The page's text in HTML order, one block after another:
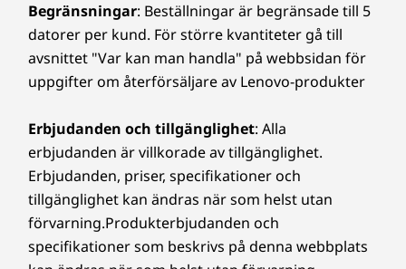
Specifikationerna kan variera beroende på region/modell.
Begränsningar: Beställningar är begränsade till 5
datorer per kund. För större kvantiteter gå till
avsnittet "Var kan man handla" på webbsidan för
uppgifter om återförsäljare av Lenovo-produkter
Erbjudanden och tillgänglighet: Alla
erbjudanden är villkorade av tillgänglighet.
Erbjudanden, priser, specifikationer och
tillgänglighet kan ändras när som helst utan
förvarning.Produkterbjudanden och
specifikationer som beskrivs på denna webbplats